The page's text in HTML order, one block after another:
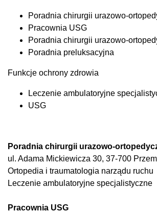
Poradnia chirurgii urazowo-
Pracownia USG
Poradnia chirurgii urazowo-
Poradnia preluksacyjna
Funkcje ochrony zdrowia
Leczenie ambulatoryjne
USG
Poradnia chirurgii urazowo-
ul. Adama Mickiewicza 30, 37-700
Ortopedia i traumatologia narządu ruchu
Leczenie ambulatoryjne specjalistyczne
Pracownia USG